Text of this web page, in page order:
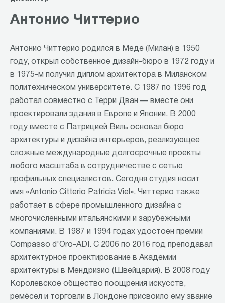
Антонио Читтерио
Антонио Читтерио родился в Меде (Милан) в 1950
году, открыл собственное дизайн-бюро в 1972 году и
в 1975-м получил диплом архитектора в Миланском
политехническом университете. С 1987 по 1996 год
работал совместно с Терри Дван — вместе они
проектировали здания в Европе и Японии. В 2000
году вместе с Патрицией Виль основал бюро
архитектуры и дизайна интерьеров, реализующее
сложные международные долгосрочные проекты
любого масштаба в сотрудничестве с сетью
профильных специалистов. Сегодня студия носит
имя «Antonio Citterio Patricia Viel». Читтерио также
работает в сфере промышленного дизайна с
многочисленными итальянскими и зарубежными
компаниями. В 1987 и 1994 годах удостоен премии
Compasso d'Oro-ADI. С 2006 по 2016 год преподавал
архитектурное проектирование в Академии
архитектуры в Мендризио (Швейцария). В 2008 году
Королевское общество поощрения искусств,
ремёсел и торговли в Лондоне присвоило ему звание